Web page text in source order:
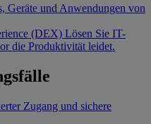
Geräte und Anwendungen von
(DEX) Lösen Sie IT-
die Produktivität leidet.
Zugang und sichere